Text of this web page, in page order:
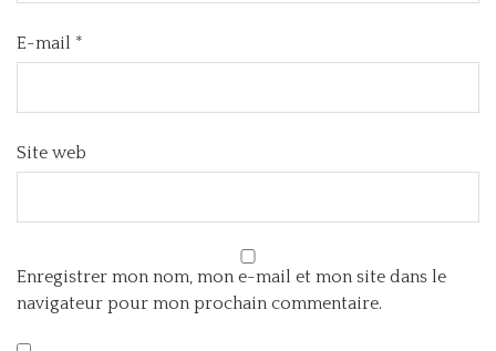
E-mail *
Site web
Enregistrer mon nom, mon e-mail et mon site dans le
navigateur pour mon prochain commentaire.